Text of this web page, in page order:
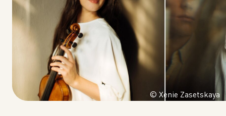
© Xenie Zasetskaya